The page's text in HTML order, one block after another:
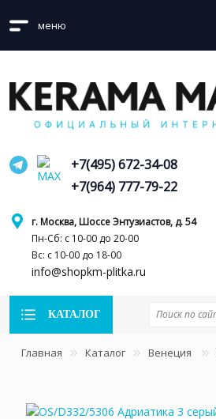
меню
г. Москва, Шоссе Энтузиастов, д. 54
Пн-Сб: с 10-00 до 20-00
Вс: с 10-00 до 18-00
info@shopkm-plitka.ru
+7(495) 672-34-08
+7(964) 777-79-22
КАТАЛОГ
Главная Каталог Венеция